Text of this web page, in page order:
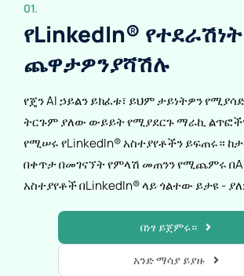
01.
የLinkedIn® የተደራሽነት
ጨዋታዎንያሻሽሉ
የጄን AI ኃይልን ይክፈቱ፣ ይህም ታይነትዎን
ትርጉም ያለው ውይይት የሚያደርጉ ማራኪ ልጥፎችን
የሚሠሩ የLinkedIn® አስተያየቶችን ይፍጠሩ።
በቀጥታ በመገናኘት የምላሽ መጠንን የሚጨምሩ
አስተያየቶች በLinkedIn® ላይ ጎልተው ይታዩ -
በነፃ ይጀምሩ።
አንድ ማሳያ ይያዙ